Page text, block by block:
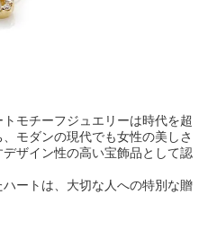
モチーフジュエリーは時代を超
モダンの現代でも女性の美しさ
ザイン性の高い宝飾品として認
ートは、大切な人への特別な贈